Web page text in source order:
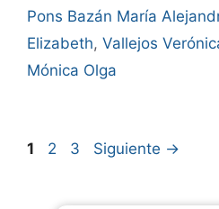
Pons Bazán María
Elizabeth, Vallejos
Mónica Olga
1 2 3 Siguiente →